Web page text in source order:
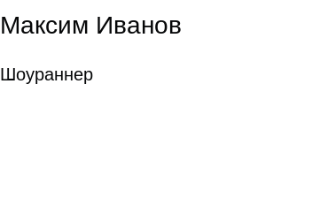
Максим Иванов
Шоураннер